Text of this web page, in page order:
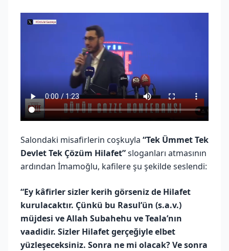
Salondaki misafirlerin coşkuyla “Tek Ümmet Tek
Devlet Tek Çözüm Hilafet”sloganları atmasının
ardından İmamoğlu, kafilere şu şekilde seslendi:
“Ey kâfirler sizler kerih görseniz de Hilafet
kurulacaktır. Çünkü bu Rasul’ün (s.a.v.)
müjdesi ve Allah Subahehu ve Teala’nın
vaadidir. Sizler Hilafet gerçeğiyle elbet
yüzleşeceksiniz. Sonra ne mi olacak? Ve sonra